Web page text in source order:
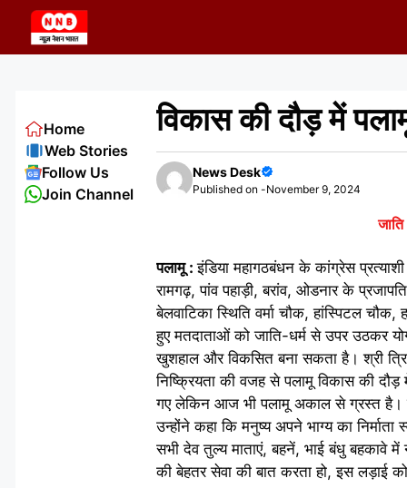
content
विकास की दौड़ में
News Desk
Published on -November 9, 2024
पलामू :इंडिया महागठबंधन के कांग्रेस
रामगढ़, पांव पहाड़ी, बरांव, ओडनार के
बेलवाटिका स्थिति वर्मा चौक, हांस्पिटल
हुए मतदाताओं को जाति-धर्म से उपर उठकर
खुशहाल और विकसित बना सकता है। श्री
निष्क्रियता की वजह से पलामू विकास की
गए लेकिन आज भी पलामू अकाल से ग्रस्त है।
उन्होंने कहा कि मनुष्य अपने भाग्य का
सभी देव तुल्य माताएं, बहनें, भाई बंधु बहकावे
की बेहतर सेवा की बात करता हो, इस लड़ाई
Home
Web Stories
Follow Us
Join Channel